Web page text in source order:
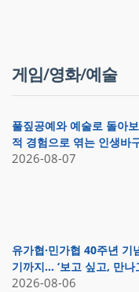
게임/영화/예술
풀짚공예와 예술로 돌아
적 경험으로 엮는 인생바
2026-08-07
유가협·민가협 40주년
기까지… ‘보고 싶고, 만나
2026-08-06